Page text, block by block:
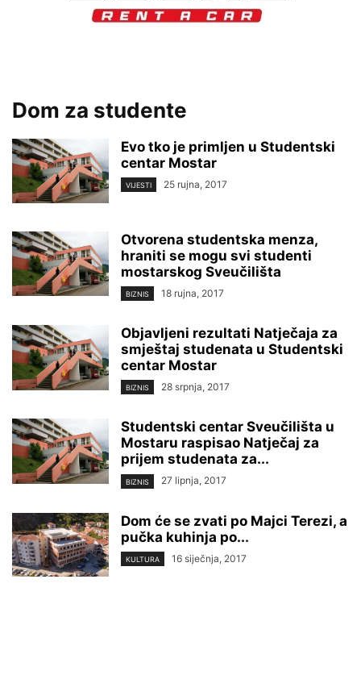
Dom za studente
Evo tko je primljen u Studentski
centar Mostar
VIJESTI 25 rujna, 2017
Otvorena studentska menza,
hraniti se mogu svi studenti
mostarskog Sveučilišta
BIZNIS 18 rujna, 2017
Objavljeni rezultati Natječaja za
smještaj studenata u Studentski
centar Mostar
BIZNIS 28 srpnja, 2017
​Studentski centar Sveučilišta u
Mostaru raspisao Natječaj za
prijem studenata za...
BIZNIS 27 lipnja, 2017
Dom će se zvati po Majci Terezi, a
pučka kuhinja po...
KULTURA 16 siječnja, 2017